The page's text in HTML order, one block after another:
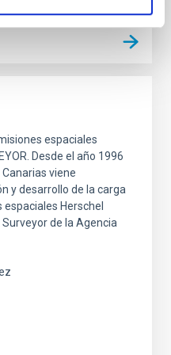
espaciales
Desde el año 1996
viene
y desarrollo de la carga
Herschel
de la Agencia